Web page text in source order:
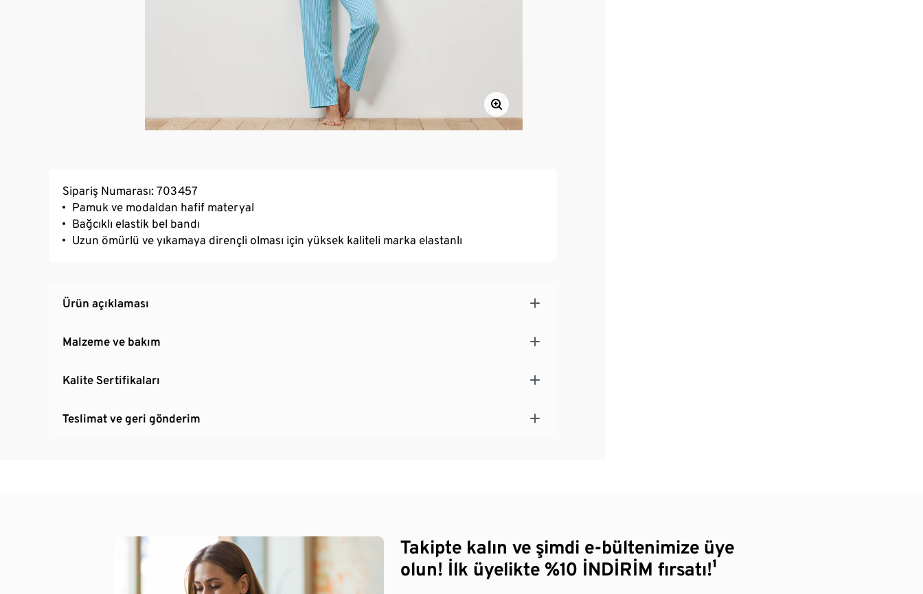
Sipariş Numarası: 703457
Pamuk ve modaldan hafif materyal
Bağcıklı elastik bel bandı
Uzun ömürlü ve yıkamaya dirençli olması için yüksek kaliteli marka elastanlı
Ürün açıklaması
Malzeme ve bakım
Kalite Sertifikaları
Teslimat ve geri gönderim
Takipte kalın ve şimdi e-bültenimize üye
olun! İlk üyelikte %10 İNDİRİM fırsatı!¹